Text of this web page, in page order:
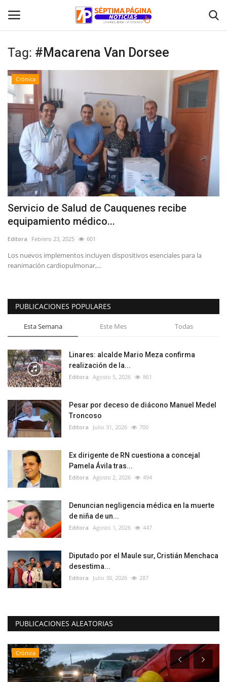
Inicio
Crónica
Policial
Tribunales
Deporte
Política
Espectáculos
Tag: #Macarena Van Dorsee
Crónica
Servicio de Salud de Cauquenes recibe
equipamiento médico...
Editora Febrero 23, 2025 601
Los nuevos implementos incluyen dispositivos esenciales para la
reanimación cardiopulmonar,...
PUBLICACIONES POPULARES
Esta Semana Este Mes Todas
Linares: alcalde Mario Meza confirma
realización de la...
Editora Agosto 5, 2026 861
Pesar por deceso de diácono Manuel Medel
Troncoso
Editora Julio 31, 2026 700
Ex dirigente de RN cuestiona a concejal
Pamela Ávila tras...
Editora Agosto 2, 2026 494
Denuncian negligencia médica en la muerte
de niña de un...
Editora Agosto 1, 2026 447
Diputado por el Maule sur, Cristián Menchaca
desestima...
Editora Julio 30, 2026 287
PUBLICACIONES ALEATORIAS
Crónica